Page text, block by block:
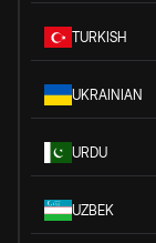
TURKISH
UKRAINIAN
URDU
UZBEK